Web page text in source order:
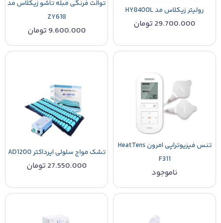
رولیتر زیکلاس مد HY8400L
29.700.000 تومان
توالت فرنگی مبله تاشو زیکلاس مد
ZY618
9.600.000 تومان
تنس فیزیوتراپی امرون HeatTens
F311
ناموجود
تشک مواج سلولی ایرداکتر AD1200
27.550.000 تومان